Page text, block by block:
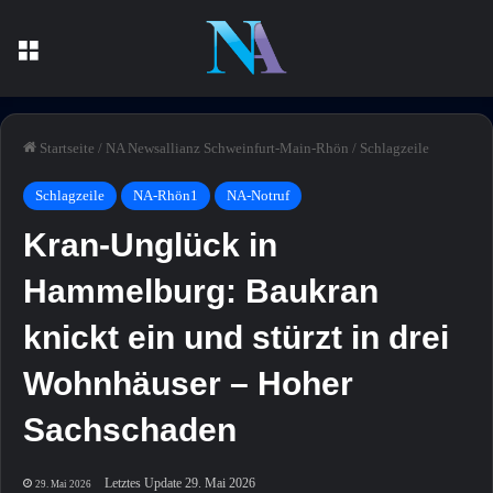
Startseite / NA Newsallianz Schweinfurt-Main-Rhön / Schlagzeile
Schlagzeile NA-Rhön1 NA-Notruf
Kran-Unglück in
Hammelburg: Baukran
knickt ein und stürzt in drei
Wohnhäuser – Hoher
Sachschaden
29. Mai 2026 Letztes Update 29. Mai 2026